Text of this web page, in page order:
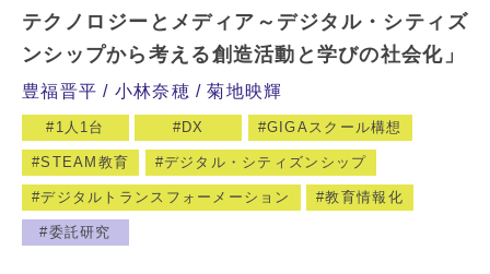
テクノロジーとメディア～デジタル・シティズ
ンシップから考える創造活動と学びの社会化」
豊福晋平 小林奈穂 菊地映輝
1人1台 DX GIGAスクール構想
STEAM教育 デジタル・シティズンシップ
デジタルトランスフォーメーション 教育情報化
委託研究